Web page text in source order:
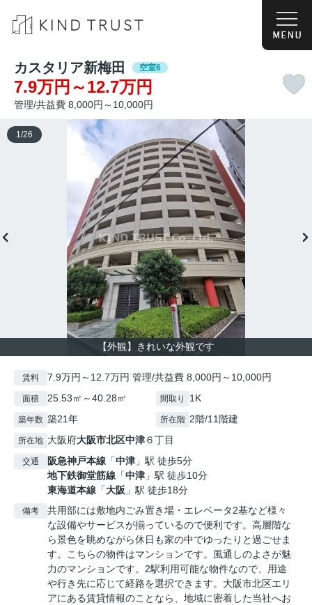
カスタリア新梅田 空室6
7.9万円～12.7万円
管理/共益費 8,000円～10,000円
【外観】きれいな外観です
1 /26
賃料 7.9万円～12.7万円 管理/共益費 8,000円～10,000円
面積 25.53㎡～40.28㎡ 間取り 1K
築年数 築21年 所在階 2階/11階建
所在地 大阪府大阪市北区中津６丁目
交通 阪急神戸本線 「中津 」駅 徒歩5分
地下鉄御堂筋線 「中津 」駅 徒歩10分
東海道本線 「大阪 」駅 徒歩18分
備考
共用部には敷地内ごみ置き場・エレベータ2基など様々
な設備やサービスが揃っているので便利です。高層階な
ら景色を眺めながら休日も家の中でゆったりと過ごせま
す。こちらの物件はマンションです。風通しのよさが魅
力のマンションです。2駅利用可能な物件なので、用途
や行き先に応じて経路を選択できます。大阪市北区エリ
アにある賃貸情報のことなら、地域に密着した当社へお